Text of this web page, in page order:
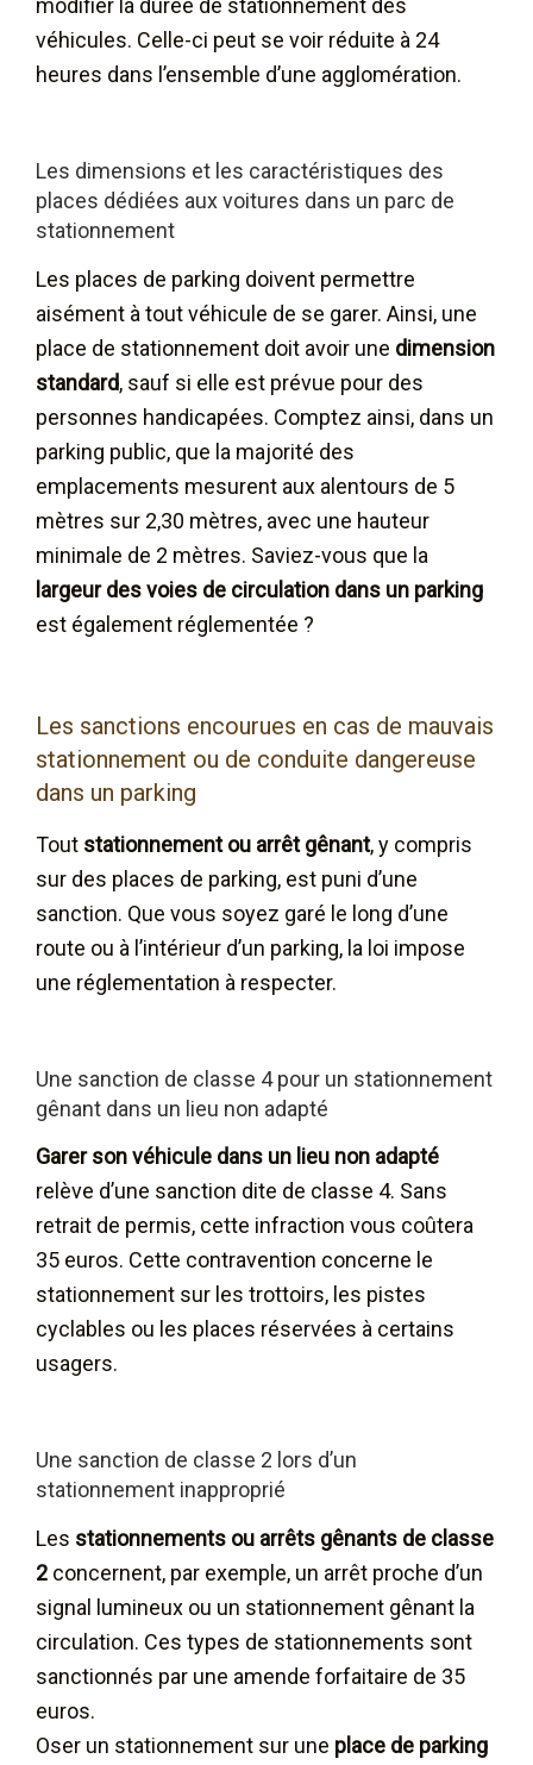
modifier la durée de stationnement des
véhicules. Celle-ci peut se voir réduite à 24
heures dans l’ensemble d’une agglomération.
Les dimensions et les caractéristiques des
places dédiées aux voitures dans un parc de
stationnement
Les places de parking doivent permettre
aisément à tout véhicule de se garer. Ainsi, une
place de stationnement doit avoir une dimension
standard, sauf si elle est prévue pour des
personnes handicapées. Comptez ainsi, dans un
parking public, que la majorité des
emplacements mesurent aux alentours de 5
mètres sur 2,30 mètres, avec une hauteur
minimale de 2 mètres. Saviez-vous que la
largeur des voies de circulation dans un parking
est également réglementée ?
Les sanctions encourues en cas de mauvais
stationnement ou de conduite dangereuse
dans un parking
Tout stationnement ou arrêt gênant, y compris
sur des places de parking, est puni d’une
sanction. Que vous soyez garé le long d’une
route ou à l’intérieur d’un parking, la loi impose
une réglementation à respecter.
Une sanction de classe 4 pour un stationnement
gênant dans un lieu non adapté
Garer son véhicule dans un lieu non adapté
relève d’une sanction dite de classe 4. Sans
retrait de permis, cette infraction vous coûtera
35 euros. Cette contravention concerne le
stationnement sur les trottoirs, les pistes
cyclables ou les places réservées à certains
usagers.
Une sanction de classe 2 lors d’un
stationnement inapproprié
Les stationnements ou arrêts gênants de classe
2 concernent, par exemple, un arrêt proche d’un
signal lumineux ou un stationnement gênant la
circulation. Ces types de stationnements sont
sanctionnés par une amende forfaitaire de 35
euros.
Oser un stationnement sur une place de parking